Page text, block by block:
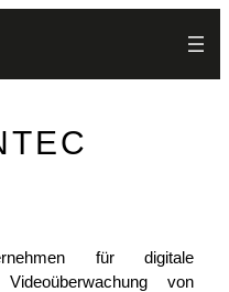
für digitale
von